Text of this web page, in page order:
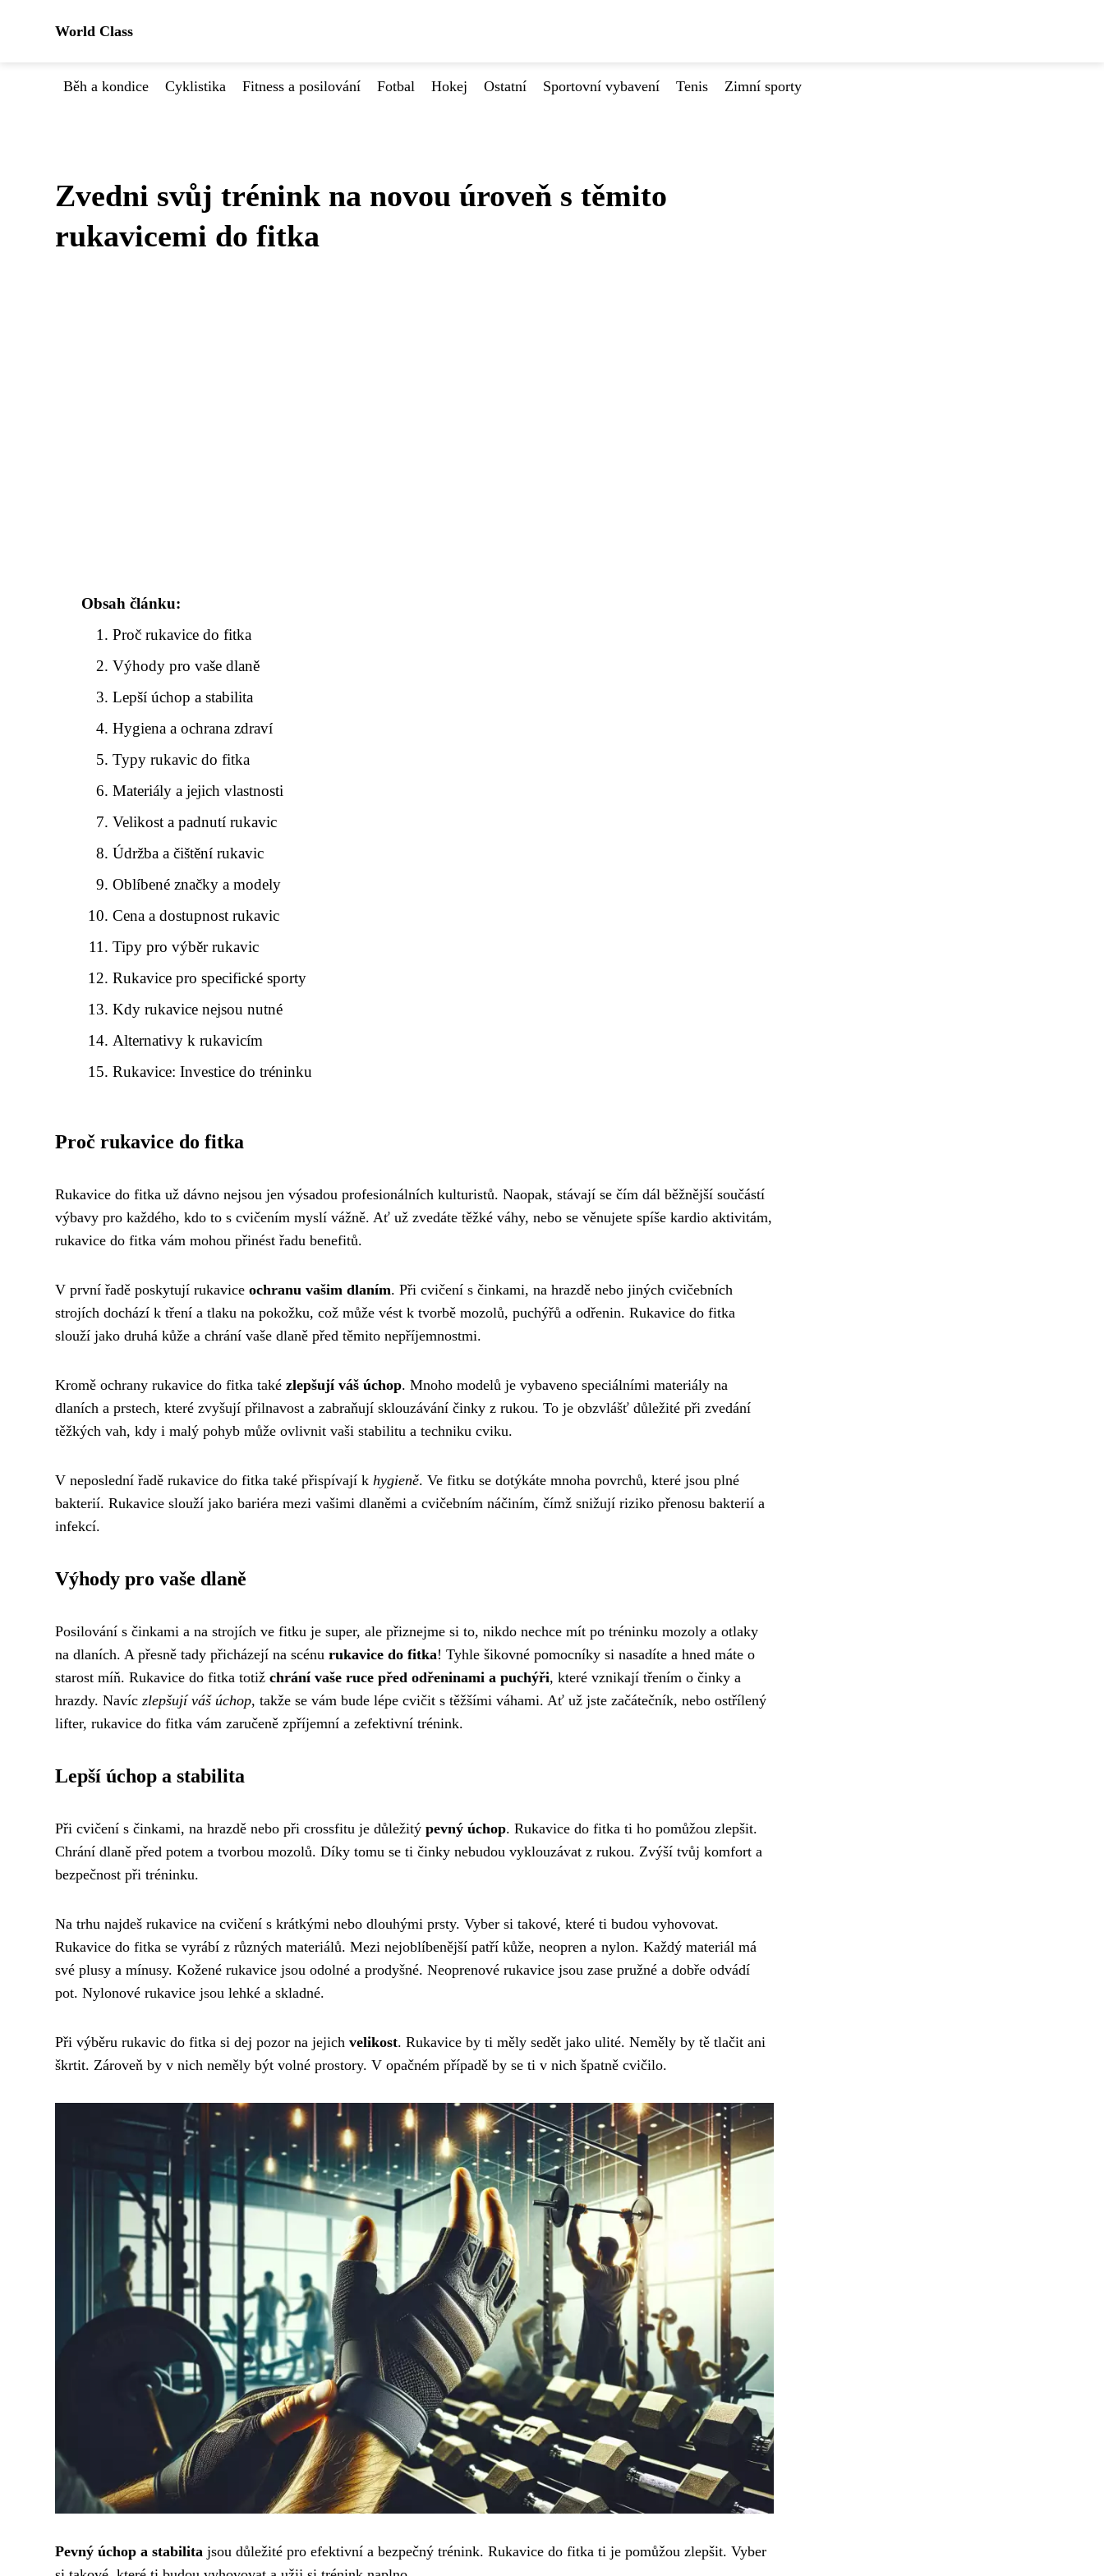
World Class
Běh a kondice Cyklistika Fitness a posilování Fotbal Hokej Ostatní Sportovní vybavení Tenis Zimní sporty
Zvedni svůj trénink na novou úroveň s těmito
rukavicemi do fitka
Obsah článku:
Proč rukavice do fitka
Výhody pro vaše dlaně
Lepší úchop a stabilita
Hygiena a ochrana zdraví
Typy rukavic do fitka
Materiály a jejich vlastnosti
Velikost a padnutí rukavic
Údržba a čištění rukavic
Oblíbené značky a modely
Cena a dostupnost rukavic
Tipy pro výběr rukavic
Rukavice pro specifické sporty
Kdy rukavice nejsou nutné
Alternativy k rukavicím
Rukavice: Investice do tréninku
Proč rukavice do fitka
Rukavice do fitka už dávno nejsou jen výsadou profesionálních kulturistů. Naopak, stávají se čím dál běžnější součástí
výbavy pro každého, kdo to s cvičením myslí vážně. Ať už zvedáte těžké váhy, nebo se věnujete spíše kardio aktivitám,
rukavice do fitka vám mohou přinést řadu benefitů.
V první řadě poskytují rukavice ochranu vašim dlaním. Při cvičení s činkami, na hrazdě nebo jiných cvičebních
strojích dochází k tření a tlaku na pokožku, což může vést k tvorbě mozolů, puchýřů a odřenin. Rukavice do fitka
slouží jako druhá kůže a chrání vaše dlaně před těmito nepříjemnostmi.
Kromě ochrany rukavice do fitka také zlepšují váš úchop. Mnoho modelů je vybaveno speciálními materiály na
dlaních a prstech, které zvyšují přilnavost a zabraňují sklouzávání činky z rukou. To je obzvlášť důležité při zvedání
těžkých vah, kdy i malý pohyb může ovlivnit vaši stabilitu a techniku cviku.
V neposlední řadě rukavice do fitka také přispívají k hygieně. Ve fitku se dotýkáte mnoha povrchů, které jsou plné
bakterií. Rukavice slouží jako bariéra mezi vašimi dlaněmi a cvičebním náčiním, čímž snižují riziko přenosu bakterií a
infekcí.
Výhody pro vaše dlaně
Posilování s činkami a na strojích ve fitku je super, ale přiznejme si to, nikdo nechce mít po tréninku mozoly a otlaky
na dlaních. A přesně tady přicházejí na scénu rukavice do fitka! Tyhle šikovné pomocníky si nasadíte a hned máte o
starost míň. Rukavice do fitka totiž chrání vaše ruce před odřeninami a puchýři, které vznikají třením o činky a
hrazdy. Navíc zlepšují váš úchop, takže se vám bude lépe cvičit s těžšími váhami. Ať už jste začátečník, nebo ostřílený
lifter, rukavice do fitka vám zaručeně zpříjemní a zefektivní trénink.
Lepší úchop a stabilita
Při cvičení s činkami, na hrazdě nebo při crossfitu je důležitý pevný úchop. Rukavice do fitka ti ho pomůžou zlepšit.
Chrání dlaně před potem a tvorbou mozolů. Díky tomu se ti činky nebudou vyklouzávat z rukou. Zvýší tvůj komfort a
bezpečnost při tréninku.
Na trhu najdeš rukavice na cvičení s krátkými nebo dlouhými prsty. Vyber si takové, které ti budou vyhovovat.
Rukavice do fitka se vyrábí z různých materiálů. Mezi nejoblíbenější patří kůže, neopren a nylon. Každý materiál má
své plusy a mínusy. Kožené rukavice jsou odolné a prodyšné. Neoprenové rukavice jsou zase pružné a dobře odvádí
pot. Nylonové rukavice jsou lehké a skladné.
Při výběru rukavic do fitka si dej pozor na jejich velikost. Rukavice by ti měly sedět jako ulité. Neměly by tě tlačit ani
škrtit. Zároveň by v nich neměly být volné prostory. V opačném případě by se ti v nich špatně cvičilo.
Pevný úchop a stabilita jsou důležité pro efektivní a bezpečný trénink. Rukavice do fitka ti je pomůžou zlepšit. Vyber